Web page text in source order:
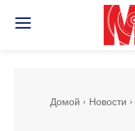
Домой Новости